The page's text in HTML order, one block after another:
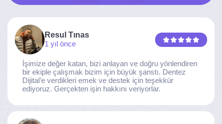
Resul Tınas
1 yıl önce
İşimize değer katan, bizi anlayan ve doğru yönlendiren
bir ekiple çalışmak bizim için büyük şanstı. Dentez
Dijital’e verdikleri emek ve destek için teşekkür
ediyoruz. Gerçekten işin hakkını veriyorlar.